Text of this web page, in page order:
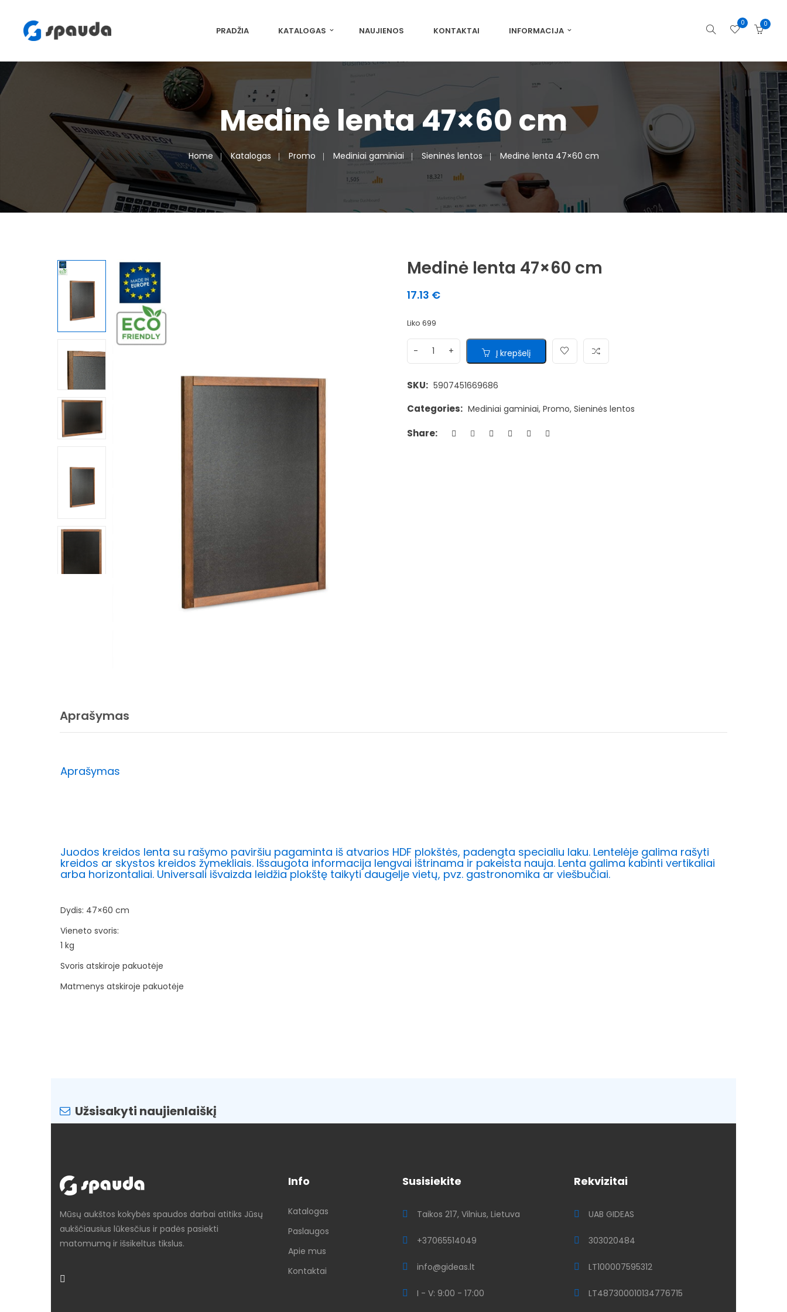
PRADŽIA KATALOGAS NAUJIENOS KONTAKTAI INFORMACIJA
0 0
Medinė lenta 47×60 cm
Home Katalogas Promo Mediniai gaminiai Sieninės lentos Medinė lenta 47×60 cm
Medinė lenta 47×60 cm
17.13 €
Liko 699
Į krepšelį
SKU: 5907451669686
Categories: Mediniai gaminiai, Promo, Sieninės lentos
Share:
Aprašymas
Aprašymas
Juodos kreidos lenta su rašymo paviršiu pagaminta iš atvarios HDF plokštės, padengta specialiu laku. Lentelėje galima rašyti
kreidos ar skystos kreidos žymekliais. Išsaugota informacija lengvai ištrinama ir pakeista nauja. Lenta galima kabinti vertikaliai
arba horizontaliai. Universali išvaizda leidžia plokštę taikyti daugelje vietų, pvz. gastronomika ar viešbučiai.
Dydis: 47×60 cm
Vieneto svoris:
1 kg
Svoris atskiroje pakuotėje
Matmenys atskiroje pakuotėje
Užsisakyti naujienlaiškį
Mūsų aukštos kokybės spaudos darbai atitiks Jūsų
aukščiausius lūkesčius ir padės pasiekti
matomumą ir išsikeltus tikslus.
Info
Katalogas
Paslaugos
Apie mus
Kontaktai
Susisiekite
Taikos 217, Vilnius, Lietuva
+37065514049
info@gideas.lt
I - V: 9:00 - 17:00
Rekvizitai
UAB GIDEAS
303020484
LT100007595312
LT487300010134776715